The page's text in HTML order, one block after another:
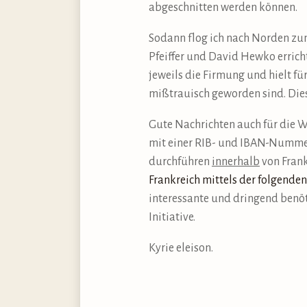
abgeschnitten werden können.
Sodann flog ich nach Norden
Pfeiffer und David Hewko
jeweils die Firmung und hielt
mißtrauisch geworden sind.
Gute Nachrichten auch für die
mit einer RIB- und IBAN-
durchführen innerhalb von
Frankreich mittels der
interessante und dringend
Initiative.
Kyrie eleison.